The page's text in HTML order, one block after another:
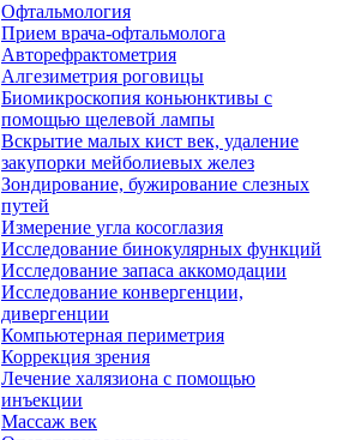
Офтальмология
Прием врача-офтальмолога
Авторефрактометрия
Алгезиметрия роговицы
Биомикроскопия коньюнктивы с
помощью щелевой лампы
Вскрытие малых кист век, удаление
закупорки мейболиевых желез
Зондирование, бужирование слезных
путей
Измерение угла косоглазия
Исследование бинокулярных функций
Исследование запаса аккомодации
Исследование конвергенции,
дивергенции
Компьютерная периметрия
Коррекция зрения
Лечение халязиона с помощью
инъекции
Массаж век